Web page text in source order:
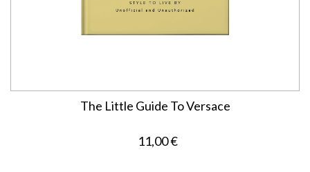
The Little Guide To Versace
11,00 €